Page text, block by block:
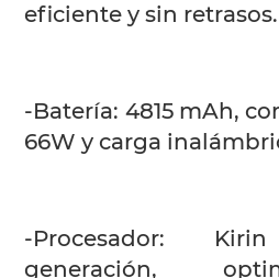
eficiente y sin retrasos.
-Batería: 4815 mAh,
66W y carga
-Procesador:
generación,